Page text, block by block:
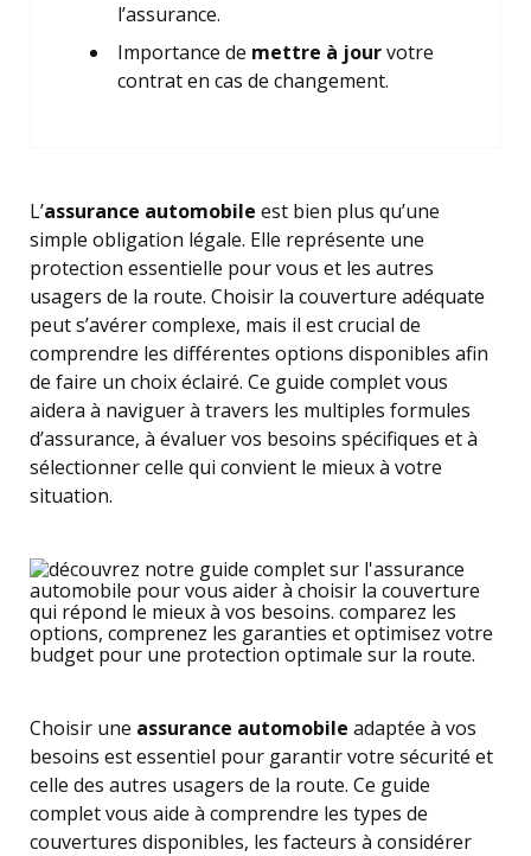
l’assurance.
Importance de mettre à jourvotre
contrat en cas de changement.
L’assurance automobile est bien plus qu’une
simple obligation légale. Elle représente une
protection essentielle pour vous et les autres
usagers de la route. Choisir la couverture adéquate
peut s’avérer complexe, mais il est crucial de
comprendre les différentes options disponibles afin
de faire un choix éclairé. Ce guide complet vous
aidera à naviguer à travers les multiples formules
d’assurance, à évaluer vos besoins spécifiques et à
sélectionner celle qui convient le mieux à votre
situation.
Choisir une assurance automobile adaptée à vos
besoins est essentiel pour garantir votre sécurité et
celle des autres usagers de la route. Ce guide
complet vous aide à comprendre les types de
couvertures disponibles, les facteurs à considérer